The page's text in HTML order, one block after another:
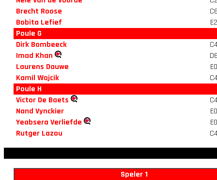
Brecht Roose
Bobita Lefief
E2
Poule G
Dirk Bombeeck
Imad Khan
Laurens Dauwe
E0
Kamil Wojcik
Poule H
Victor De Baets
Nand Vynckier
E0
Yeabsera Verliefde
E0
Rutger Lazou
Speler 1